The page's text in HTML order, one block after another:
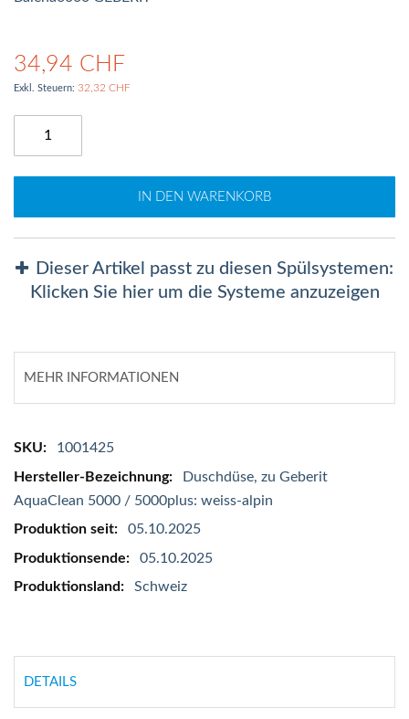
34,94 CHF
32,32 CHF
IN DEN WARENKORB
Dieser Artikel passt zu diesen Spülsystemen:
Klicken Sie hier um die Systeme anzuzeigen
MEHR INFORMATIONEN
Mehr
Informationen
1001425
Duschdüse, zu Geberit
AquaClean 5000 / 5000plus: weiss-alpin
05.10.2025
05.10.2025
Schweiz
DETAILS